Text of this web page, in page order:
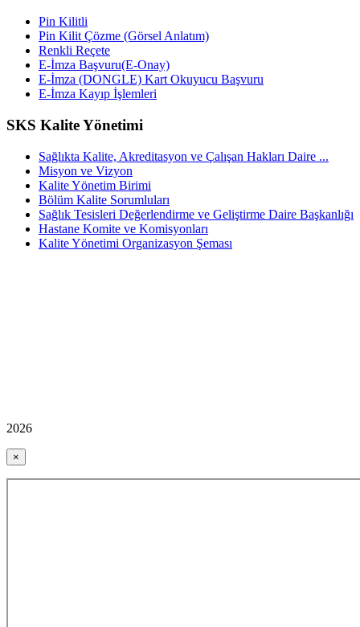
Pin Kilitli
Pin Kilit Çözme (Görsel Anlatım)
Renkli Reçete
E-İmza Başvuru(E-Onay)
E-İmza (DONGLE) Kart Okuyucu Başvuru
E-İmza Kayıp İşlemleri
SKS Kalite Yönetimi
Sağlıkta Kalite, Akreditasyon ve Çalışan Hakları Daire ...
Misyon ve Vizyon
Kalite Yönetim Birimi
Bölüm Kalite Sorumluları
Sağlık Tesisleri Değerlendirme ve Geliştirme Daire Başkanlığı
Hastane Komite ve Komisyonları
Kalite Yönetimi Organizasyon Şeması
2026
×